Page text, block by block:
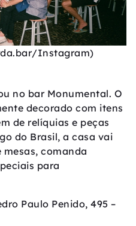
Instagram)
no bar Monumental. O
decorado com itens
de relíquias e peças
do Brasil, a casa vai
comanda
para
Paulo Penido, 495 –